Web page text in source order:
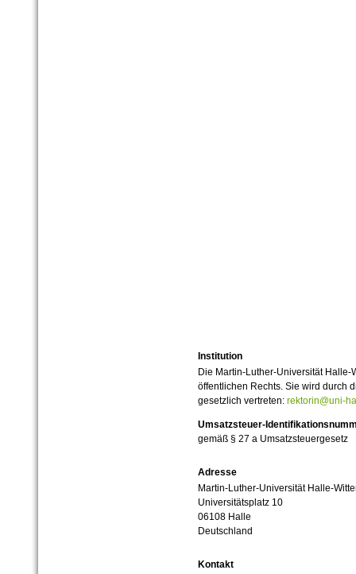
Institution
Die Martin-Luther-Universität
öffentlichen Rechts. Sie wird durch
gesetzlich vertreten: rektorin@uni-
Umsatzsteuer-
gemäß § 27 a Umsatzsteuergesetz
Adresse
Martin-Luther-Universität Halle-
Universitätsplatz 10
06108 Halle
Deutschland
Kontakt